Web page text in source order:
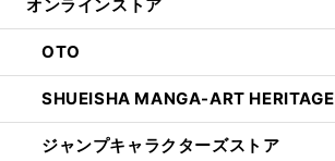
オンラインストア
OTO
SHUEISHA MANGA-ART HERITAGE
ジャンプキャラクターズストア